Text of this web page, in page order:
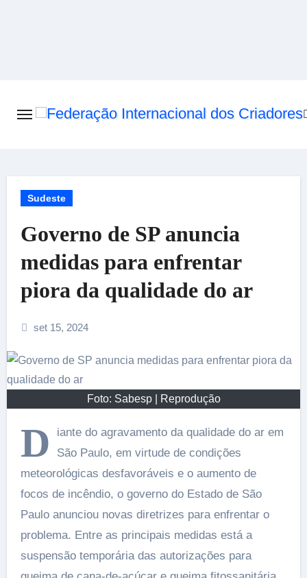
Sudeste
Governo de SP anuncia
medidas para enfrentar
piora da qualidade do ar
set 15, 2024
Foto: Sabesp | Reprodução
D
iante do agravamento da qualidade do ar em
São Paulo, em virtude de condições
meteorológicas desfavoráveis e o aumento de
focos de incêndio, o governo do Estado de São
Paulo anunciou novas diretrizes para enfrentar o
problema. Entre as principais medidas está a
suspensão temporária das autorizações para